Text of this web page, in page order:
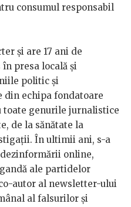
consumul responsabil
și are 17 ani de
presa locală și
politic și
din echipa fondatoare
toate genurile jurnalistice
de la sănătate la
În ultimii ani, s-a
online,
ale partidelor
autor al newsletter-ului
al falsurilor și